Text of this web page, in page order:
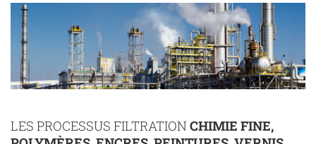
LES PROCESSUS FILTRATION CHIMIE FINE,